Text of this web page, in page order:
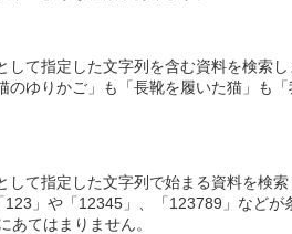
て指定した文字列を含む資料を検索し
のゆりかご」も「長靴を履いた猫」も
て指定した文字列で始まる資料を検索
」や「12345」、「123789」などが
あてはまりません。